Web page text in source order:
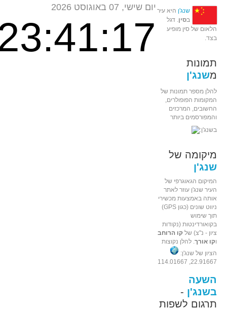
שנג'ן היא עיר
בסין. דגל
הלאום של סין מופיע
בצד.
תמונות
משנג'ן
להלן מספר תמונות של
המקומות הפופולרים,
החשובים, המרכזים
והמפורסמים ביותר
בשנג'ן:
מיקומה של
שנג'ן
המיקום הגאוגרפי של
העיר שנג'ן עוזר לאתר
אותה באמצעות מכשירי
ניווט שונים (כגון GPS)
תוך שימוש
בקואורדינטות (נקודות
ציון - נ"צ) של קו הרוחב
וקו אורך. להלן נקוצות
הציון של שנג'ן:
22.91667, 114.01667
השעה
בשנג'ן -
תרגום לשפות
יום שישי, 07 באוגוסט 2026